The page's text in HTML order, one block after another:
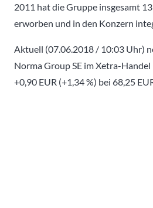
2011 hat die Gruppe insgesamt
erworben und in den Konzern
Aktuell (07.06.2018 / 10:03 Uhr)
Norma Group SE im Xetra-
+0,90 EUR (+1,34 %) bei 68,25